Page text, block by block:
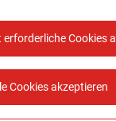
Cookies
Cookies akzeptieren